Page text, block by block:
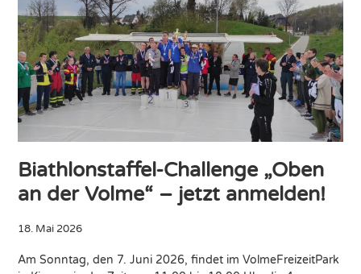
Biathlonstaffel-Challenge „Oben
an der Volme“ – jetzt anmelden!
18. Mai 2026
Am Sonntag, den 7. Juni 2026, findet im VolmeFreizeitPark